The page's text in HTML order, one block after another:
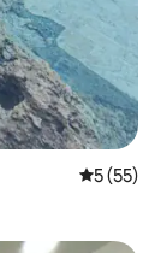
Ukadiriaji
5 (55)